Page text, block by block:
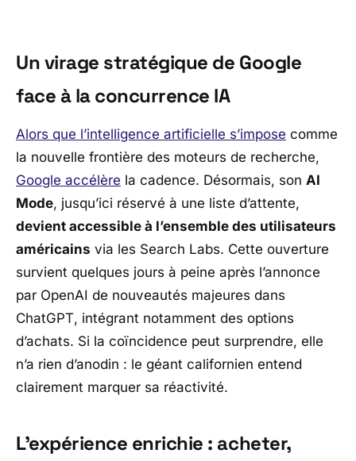
Un virage stratégique de Google
face à la concurrence IA
Alors que l’intelligence artificielle s’impose comme
la nouvelle frontière des moteurs de recherche,
Google accélère la cadence. Désormais, son AI
Mode, jusqu’ici réservé à une liste d’attente,
devient accessible à l’ensemble des utilisateurs
américains via les Search Labs. Cette ouverture
survient quelques jours à peine après l’annonce
par OpenAI de nouveautés majeures dans
ChatGPT, intégrant notamment des options
d’achats. Si la coïncidence peut surprendre, elle
n’a rien d’anodin : le géant californien entend
clairement marquer sa réactivité.
L’expérience enrichie : acheter,